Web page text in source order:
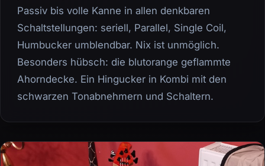
Passiv bis volle Kanne in allen denkbaren
Schaltstellungen: seriell, Parallel, Single Coil,
Humbucker umblendbar. Nix ist unmöglich.
Besonders hübsch: die blutorange geflammte
Ahorndecke. Ein Hingucker in Kombi mit den
schwarzen Tonabnehmern und Schaltern.